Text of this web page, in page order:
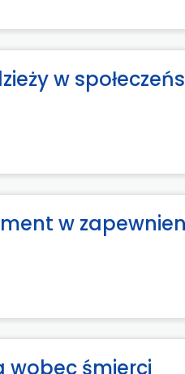
w
w
wobec śmierci